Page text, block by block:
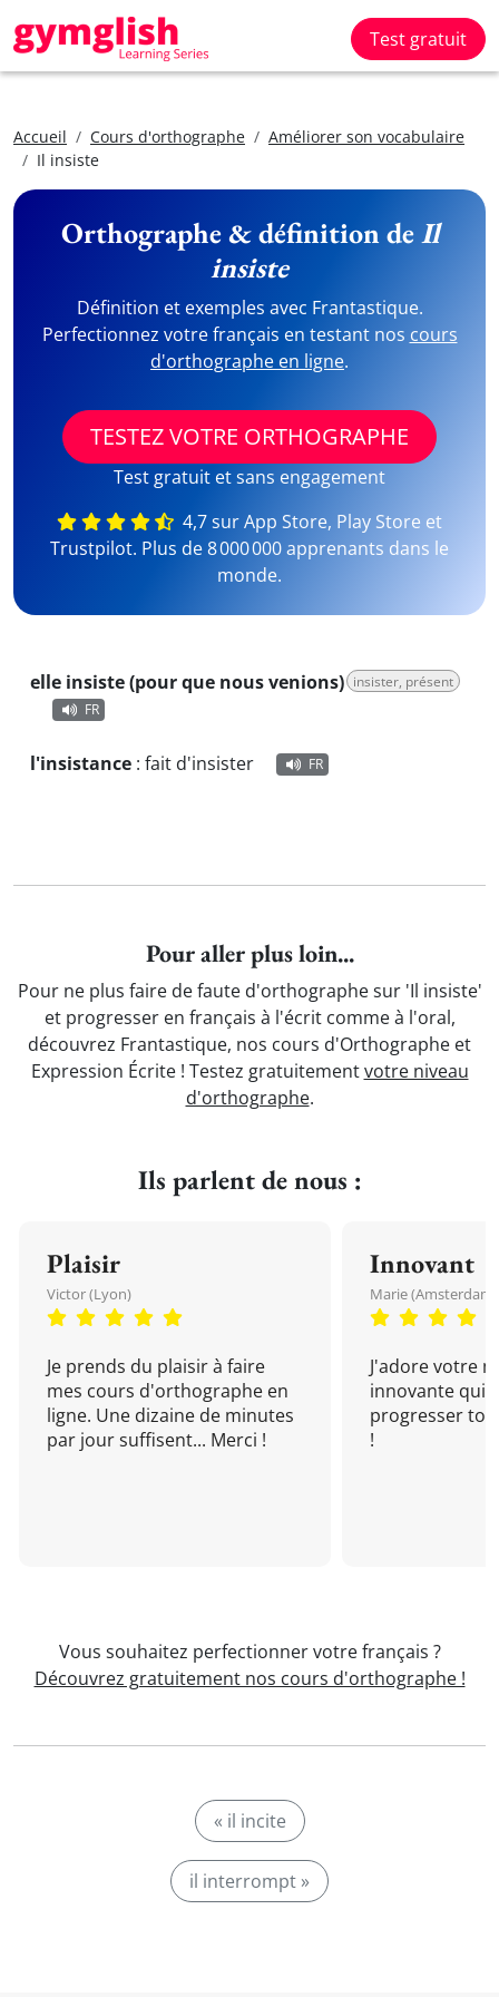
Test gratuit
Accueil Cours d'orthographe
Améliorer son vocabulaire
Il insiste
Orthographe & définition deIl
insiste
Définition et exemples avec Frantastique.
Perfectionnez votre français en testant nos cours
d'orthographe en ligne.
TESTEZ VOTRE ORTHOGRAPHE
Test gratuit et sans engagement
4,7 sur App Store, Play Store et
Trustpilot. Plus de 8 000 000 apprenants dans le
monde.
elle insiste (pour que nous venions) insister, présent
FR
l'insistance : fait d'insister FR
Pour aller plus loin...
Pour ne plus faire de faute d'orthographe sur 'Il insiste'
et progresser en français à l'écrit comme à l'oral,
découvrez Frantastique, nos cours d'Orthographe et
Expression Écrite ! Testez gratuitementvotre niveau
d'orthographe.
Ils parlent de nous :
Plaisir
Victor (Lyon)
Je prends du plaisir à faire
mes cours d'orthographe en
ligne. Une dizaine de minutes
par jour suffisent... Merci !
Innovant
Marie (Amsterdam)
J'adore votre
innovante qui
progresser
!
Vous souhaitez perfectionner votre français ?
Découvrez gratuitement nos cours d'orthographe !
« il incite
il interrompt »